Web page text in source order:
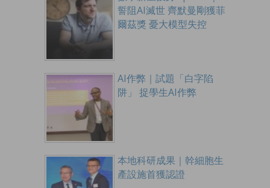
誓阻AI滅世 齊默曼剛獲菲
爾茲獎 憂大模型失控
AI作弊｜試題「白字陷
阱」 捉學生AI作弊
本地科研成果｜幹細胞生
產設施首獲認證